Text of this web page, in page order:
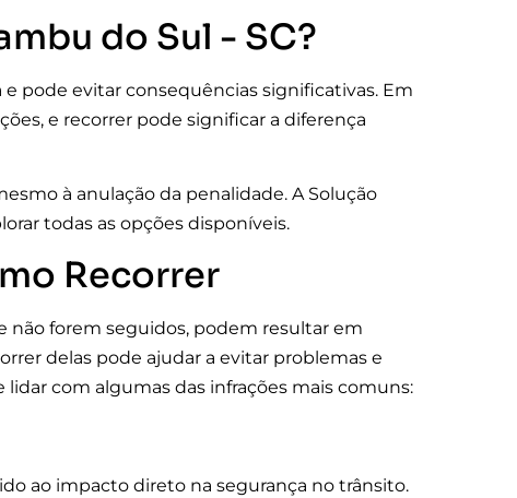
do Sul - SC?
pode evitar consequências significativas. Em
e recorrer pode significar a diferença
à anulação da penalidade. A Solução
todas as opções disponíveis.
Recorrer
não forem seguidos, podem resultar em
delas pode ajudar a evitar problemas e
com algumas das infrações mais comuns:
ao impacto direto na segurança no trânsito.